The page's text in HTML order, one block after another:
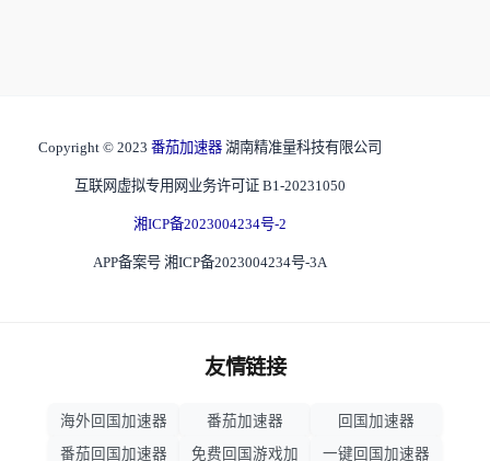
Copyright © 2023 番茄加速器 湖南精准量科技有限公司
互联网虚拟专用网业务许可证 B1-20231050
湘ICP备2023004234号-2
APP备案号 湘ICP备2023004234号-3A
友情链接
海外回国加速器 番茄加速器
回国加速器
番茄回国加速器
免费回国游戏加 一键回国加速器